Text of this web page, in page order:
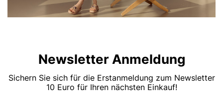
Newsletter Anmeldung
Sichern Sie sich für die Erstanmeldung zum Newsletter
10 Euro für Ihren nächsten Einkauf!